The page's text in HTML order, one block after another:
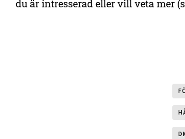
du är intresserad eller vill veta mer